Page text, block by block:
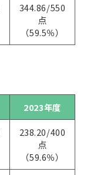
344.86/550
点
（59.5％）
2023年度
238.20/400
点
（59.6％）